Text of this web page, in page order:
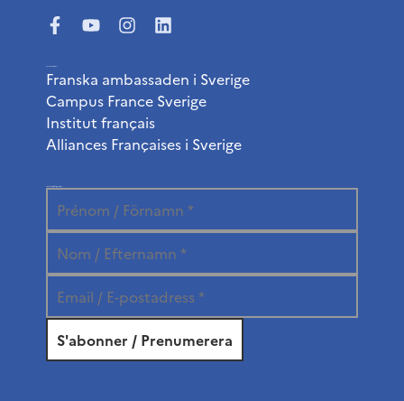
Franska ambassaden i Sverige
Campus France Sverige
Institut français
Alliances Françaises i Sverige